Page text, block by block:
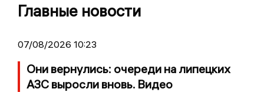
Главные новости
07/08/2026 10:23
Они вернулись: очереди на липецких
АЗС выросли вновь. Видео